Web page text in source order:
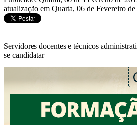
atualização em Quarta, 06 de Fevereiro
Servidores docentes e técnicos
se candidatar